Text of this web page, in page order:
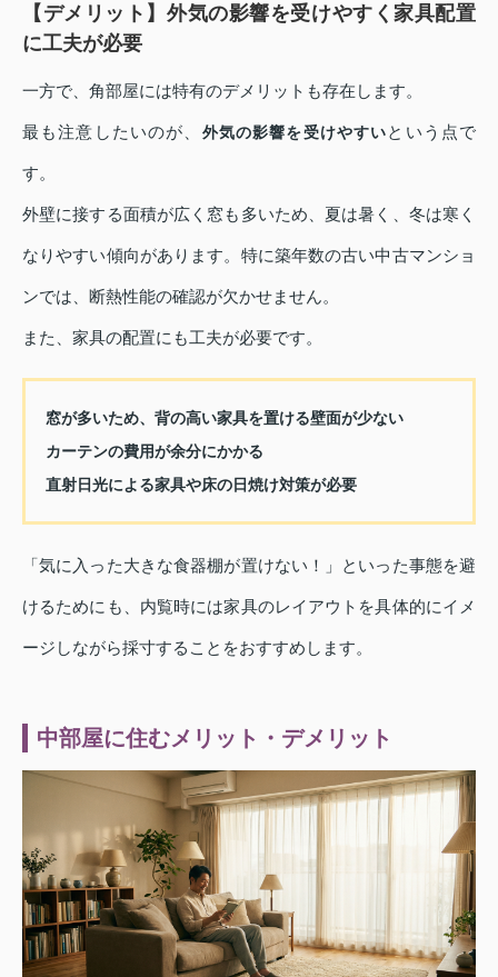
【デメリット】外気の影響を受けやすく家具配置
に工夫が必要
一方で、角部屋には特有のデメリットも存在します。
最も注意したいのが、 外気の影響を受けやすいという点で
す。
外壁に接する面積が広く窓も多いため、夏は暑く、冬は寒く
なりやすい傾向があります。特に築年数の古い中古マンショ
ンでは、断熱性能の確認が欠かせません。
また、家具の配置にも工夫が必要です。
窓が多いため、背の高い家具を置ける壁面が少ない
カーテンの費用が余分にかかる
直射日光による家具や床の日焼け対策が必要
「気に入った大きな食器棚が置けない！」といった事態を避
けるためにも、内覧時には家具のレイアウトを具体的にイメ
ージしながら採寸することをおすすめします。
中部屋に住むメリット・デメリット